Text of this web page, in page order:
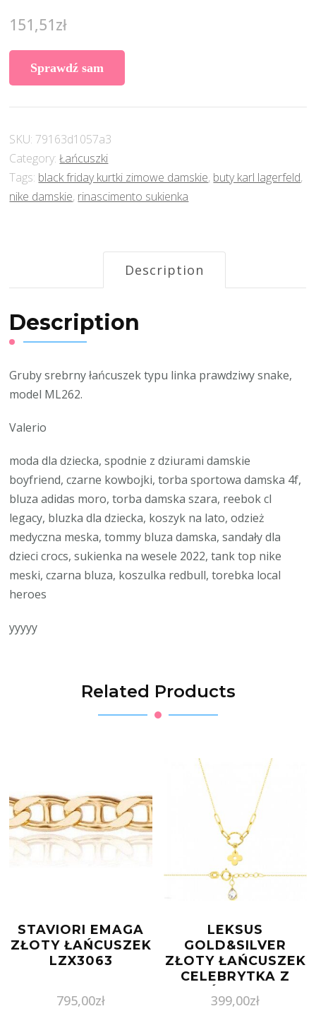
151,51zł
Sprawdź sam
SKU: 79163d1057a3
Category:Łańcuszki
Tags: black friday kurtki zimowe damskie, buty karl lagerfeld,
nike damskie, rinascimento sukienka
Description
Description
Gruby srebrny łańcuszek typu linka prawdziwy snake,
model ML262.
Valerio
moda dla dziecka, spodnie z dziurami damskie
boyfriend, czarne kowbojki, torba sportowa damska 4f,
bluza adidas moro, torba damska szara, reebok cl
legacy, bluzka dla dziecka, koszyk na lato, odzież
medyczna meska, tommy bluza damska, sandały dla
dzieci crocs, sukienka na wesele 2022, tank top nike
meski, czarna bluza, koszulka redbull, torebka local
heroes
yyyyy
Related Products
STAVIORI EMAGA
ZŁOTY ŁAŃCUSZEK
LZX3063
795,00zł
LEKSUS
GOLD&SILVER
ZŁOTY ŁAŃCUSZEK
CELEBRYTKA Z
KWIATKIEM PR. 585
399,00zł